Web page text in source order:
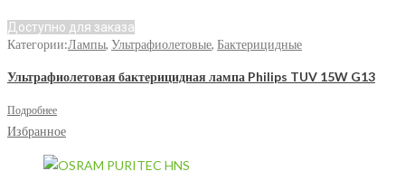
Доступно для заказа
Категории:Лампы, Ультрафиолетовые, Бактерицидные
Ультрафиолетовая бактерицидная лампа Philips TUV 15W G13
Подробнее
Избранное